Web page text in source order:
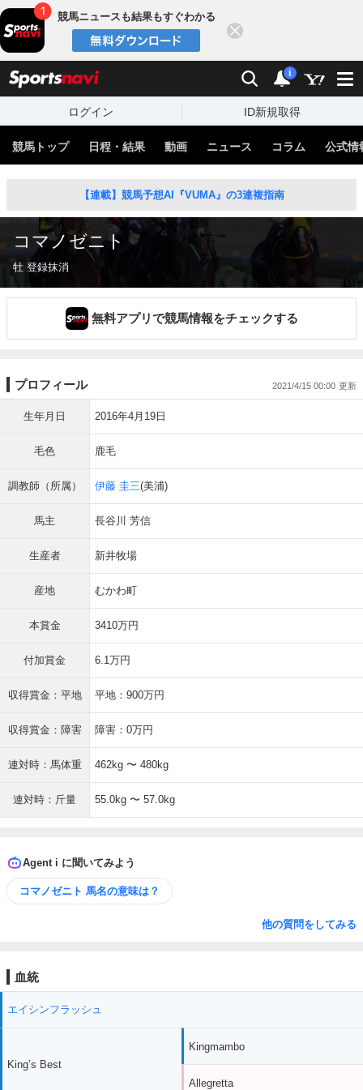
競馬ニュースも結果もすぐわかる
検索 通知
i
ログイン ID新規取得
競馬トップ 日程・結果 動画 ニュース コラム 公式情
【連載】競馬予想AI『VUMA』の3連複指南
コマノゼニト
牡 登録抹消
無料アプリで競馬情報をチェックする
プロフィール 2021/4/15 00:00
生年月日 2016年4月19日
毛色 鹿毛
調教師（所属） 伊藤 圭三(美浦)
馬主 長谷川 芳信
生産者 新井牧場
産地 むかわ町
本賞金 3410万円
付加賞金 6.1万円
収得賞金：平地 平地：900万円
収得賞金：障害 障害：0万円
連対時：馬体重 462kg 〜 480kg
連対時：斤量 55.0kg 〜 57.0kg
Agent i に聞いてみよう
コマノゼニト 馬名の意味は？
他の質問をしてみる
血統
エイシンフラッシュ
King’s Best
Kingmambo
Allegretta